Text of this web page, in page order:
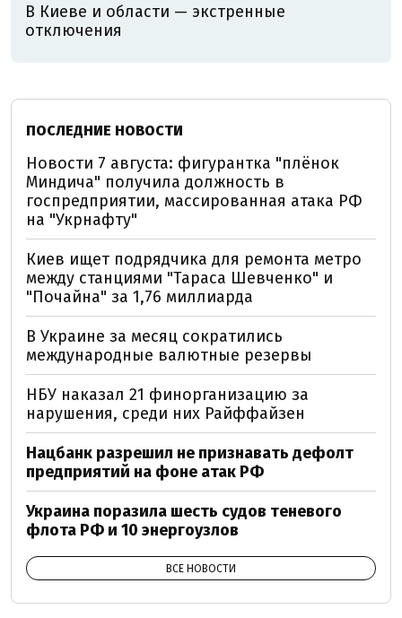
В Киеве и области — экстренные
отключения
ПОСЛЕДНИЕ НОВОСТИ
Новости 7 августа: фигурантка "плёнок
Миндича" получила должность в
госпредприятии, массированная атака РФ
на "Укрнафту"
Киев ищет подрядчика для ремонта метро
между станциями "Тараса Шевченко" и
"Почайна" за 1,76 миллиарда
В Украине за месяц сократились
международные валютные резервы
НБУ наказал 21 финорганизацию за
нарушения, среди них Райффайзен
Нацбанк разрешил не признавать дефолт
предприятий на фоне атак РФ
Украина поразила шесть судов теневого
флота РФ и 10 энергоузлов
ВСЕ НОВОСТИ